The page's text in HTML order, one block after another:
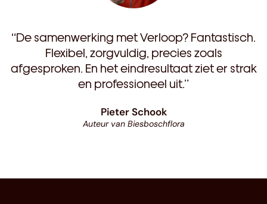
“De samenwerking met Verloop? Fantastisch.
Flexibel, zorgvuldig, precies zoals
afgesproken. En het eindresultaat ziet er strak
en professioneel uit.”
Pieter Schook
Auteur van Biesboschflora